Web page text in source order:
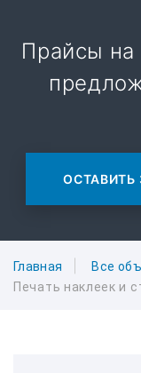
Прайсы на
ОСТАВИТЬ
Главная Все
Печать наклеек и